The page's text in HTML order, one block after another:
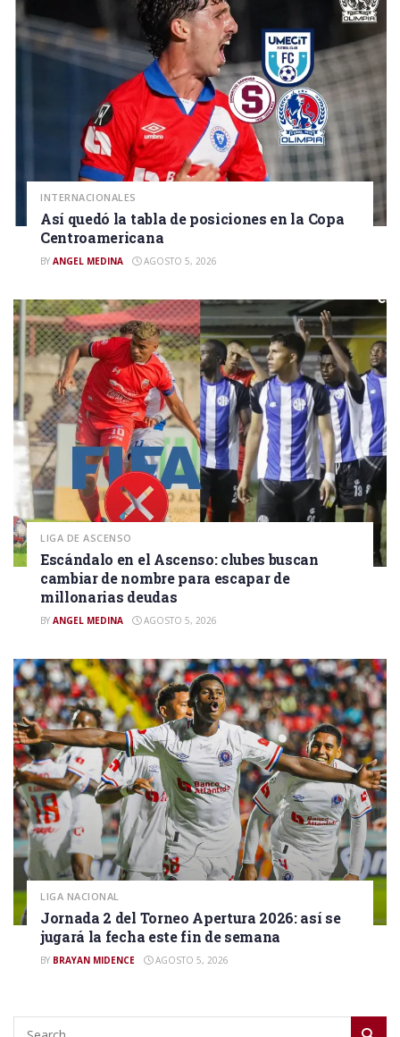
INTERNACIONALES
Así quedó la tabla de posiciones en la Copa
Centroamericana
BY ANGEL MEDINA AGOSTO 5, 2026
LIGA DE ASCENSO
Escándalo en el Ascenso: clubes buscan
cambiar de nombre para escapar de
millonarias deudas
BY ANGEL MEDINA AGOSTO 5, 2026
LIGA NACIONAL
Jornada 2 del Torneo Apertura 2026: así se
jugará la fecha este fin de semana
BY BRAYAN MIDENCE AGOSTO 5, 2026